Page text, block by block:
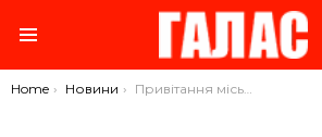
You are here:
Home Новини Привітання міського голови Тернополя Сергія Надала з Новорічно-Різдвяними святами